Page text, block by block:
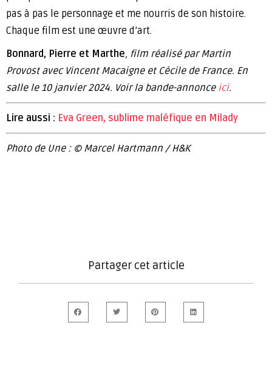
pas à pas le personnage et me nourris de son histoire.
Chaque film est une œuvre d’art.
Bonnard, Pierre et Marthe, film réalisé par Martin
Provost avec Vincent Macaigne et Cécile de France. En
salle le 10 janvier 2024. Voir la bande-annonce ici.
Lire aussi : Eva Green, sublime maléfique en Milady
Photo de Une : © Marcel Hartmann / H&K
Partager cet article